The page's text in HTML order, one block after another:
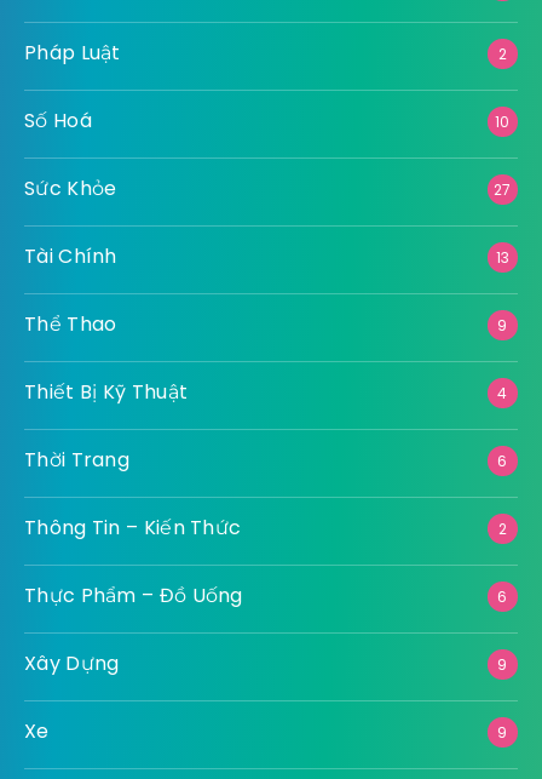
Pháp Luật 2
Số Hoá 10
Sức Khỏe 27
Tài Chính 13
Thể Thao 9
Thiết Bị Kỹ Thuật 4
Thời Trang 6
Thông Tin – Kiến Thức 2
Thực Phẩm – Đồ Uống 6
Xây Dựng 9
Xe 9